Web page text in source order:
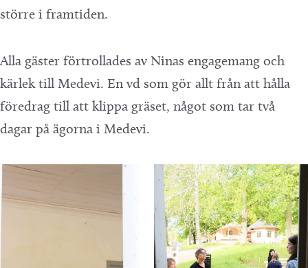
större i framtiden.
Alla gäster förtrollades av Ninas engagemang och
kärlek till Medevi. En vd som gör allt från att hålla
föredrag till att klippa gräset, något som tar två
dagar på ägorna i Medevi.